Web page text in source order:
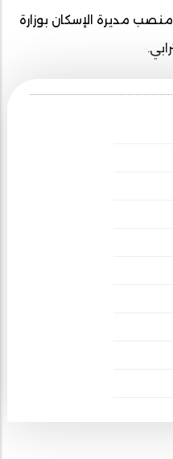
و2022. تشغل منذ يونيو 2022 منصب مديرة الإسكان بوزارة